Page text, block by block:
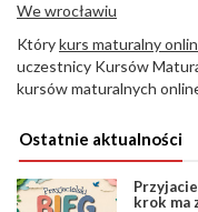
We wrocławiu
Którykurs maturalny
uczestnicy Kursów
kursów maturalnych
Ostatnie aktualności
krok ma